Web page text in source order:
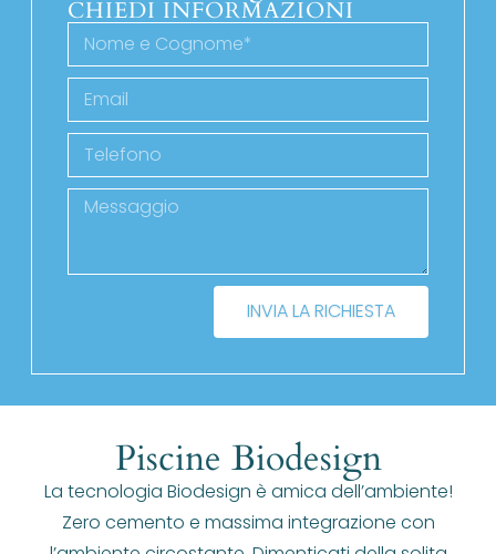
CHIEDI INFORMAZIONI
INVIA LA RICHIESTA
Piscine Biodesign
La tecnologia Biodesign è amica dell’ambiente!
Zero cemento e massima integrazione con